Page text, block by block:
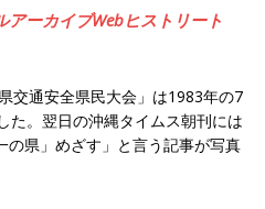
ーカイブWebヒストリート
交通安全県民大会」は1983年の7
た。翌日の沖縄タイムス朝刊には
の県」めざす」と言う記事が写真